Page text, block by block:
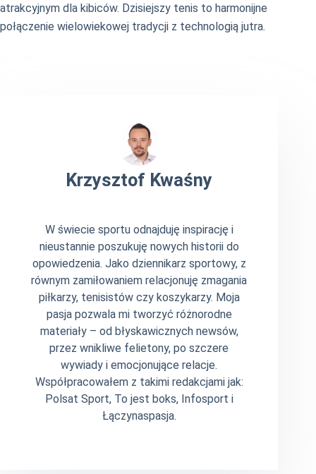
atrakcyjnym dla kibiców. Dzisiejszy tenis to harmonijne
połączenie wielowiekowej tradycji z technologią jutra.
Krzysztof Kwaśny
W świecie sportu odnajduję inspirację i
nieustannie poszukuję nowych historii do
opowiedzenia. Jako dziennikarz sportowy, z
równym zamiłowaniem relacjonuję zmagania
piłkarzy, tenisistów czy koszykarzy. Moja
pasja pozwala mi tworzyć różnorodne
materiały – od błyskawicznych newsów,
przez wnikliwe felietony, po szczere
wywiady i emocjonujące relacje.
Współpracowałem z takimi redakcjami jak:
Polsat Sport, To jest boks, Infosport i
Łączynaspasja.